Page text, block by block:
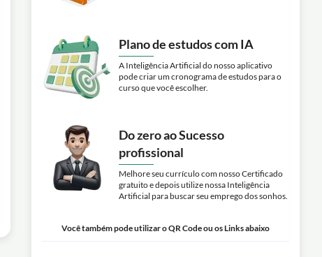
Plano de estudos com IA
A Inteligência Artificial do nosso aplicativo
pode criar um cronograma de estudos para o
curso que você escolher.
Do zero ao Sucesso
profissional
Melhore seu currículo com nosso Certificado
gratuito e depois utilize nossa Inteligência
Artificial para buscar seu emprego dos sonhos.
Você também pode utilizar o QR Code ou os Links abaixo